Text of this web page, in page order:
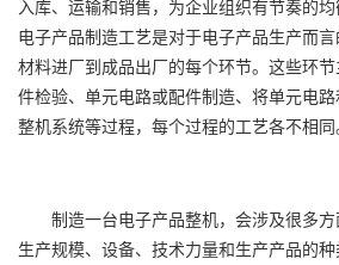
入库、运输和销售，为企业组织有节奏的
电子产品制造工艺是对于电子产品生产而
材料进厂到成品出厂的每个环节。这些环
件检验、单元电路或配件制造、将单元电
整机系统等过程，每个过程的工艺各不相同
制造一台电子产品整机，会涉及很多方
生产规模、设备、技术力量和生产产品的